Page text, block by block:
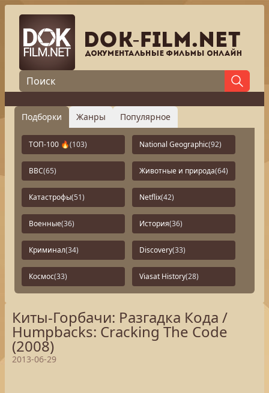
Подборки Жанры Популярное
ТОП-100 🔥(103) National Geographic(92)
BBC(65) Животные и природа(64)
Катастрофы(51) Netflix(42)
Военные(36) История(36)
Криминал(34) Discovery(33)
Космос(33) Viasat History(28)
Киты-Горбачи: Разгадка Кода /
Humpbacks: Cracking The Code
(2008)
2013-06-29